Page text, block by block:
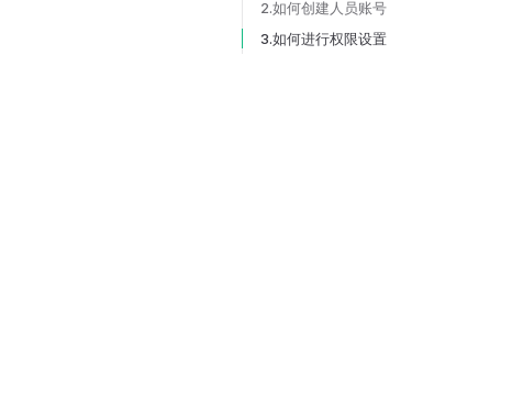
2.如何创建人员账号
3.如何进行权限设置